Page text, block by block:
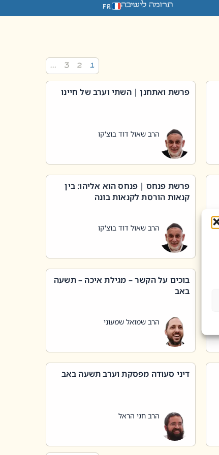
תרומה לישיבה FR
1
2
3
…
פרשת ואתחנן | השתי וערב של חיינו
הרב שאול דוד בוצ'קו
פרשת פנחס | פנחס הוא אליהו: בין
קנאות הורסת לקנאות בונה
הרב שאול דוד בוצ'קו
בוכים על הקשר – מגילת איכה – תשעה
באב
הרב שמואל שמעוני
דיני סעודה מפסקת וערב תשעה באב
הרב חגי הראל